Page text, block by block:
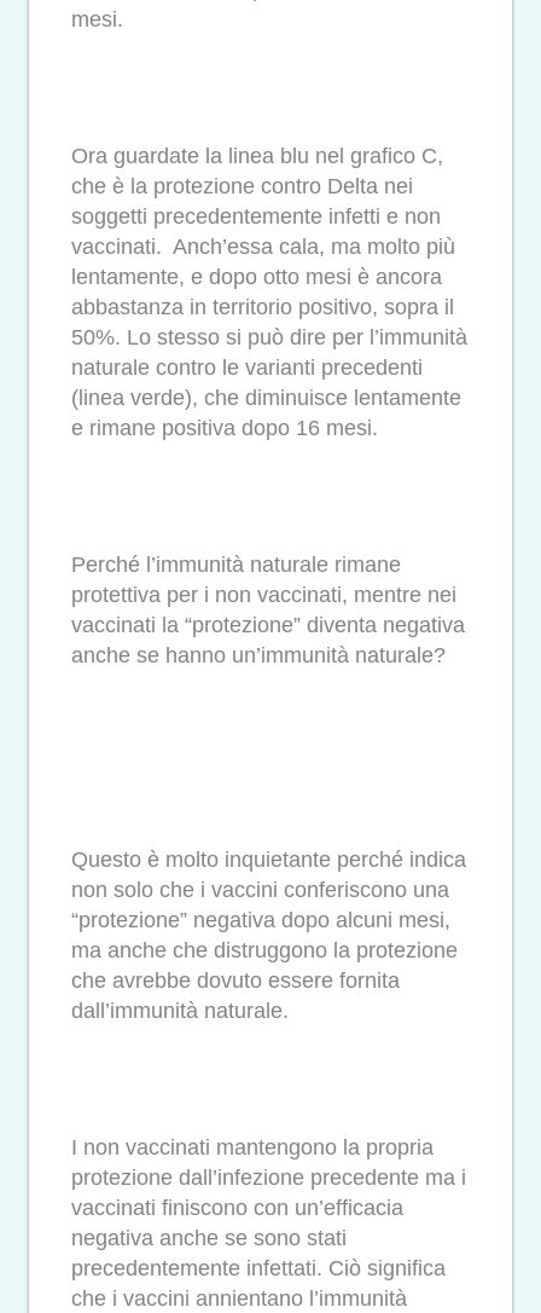
mesi.
Ora guardate la linea blu nel grafico C,
che è la protezione contro Delta nei
soggetti precedentemente infetti e non
vaccinati. Anch’essa cala, ma molto più
lentamente, e dopo otto mesi è ancora
abbastanza in territorio positivo, sopra il
50%. Lo stesso si può dire per l’immunità
naturale contro le varianti precedenti
(linea verde), che diminuisce lentamente
e rimane positiva dopo 16 mesi.
Perché l’immunità naturale rimane
protettiva per i non vaccinati, mentre nei
vaccinati la “protezione” diventa negativa
anche se hanno un’immunità naturale?
Questo è molto inquietante perché indica
non solo che i vaccini conferiscono una
“protezione” negativa dopo alcuni mesi,
ma anche che distruggono la protezione
che avrebbe dovuto essere fornita
dall’immunità naturale.
I non vaccinati mantengono la propria
protezione dall’infezione precedente ma i
vaccinati finiscono con un’efficacia
negativa anche se sono stati
precedentemente infettati. Ciò significa
che i vaccini annientano l’immunità